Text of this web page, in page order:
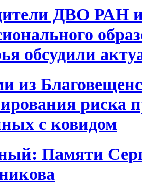
ДВО РАН
обсудили
из
риска
с ковидом
Памяти